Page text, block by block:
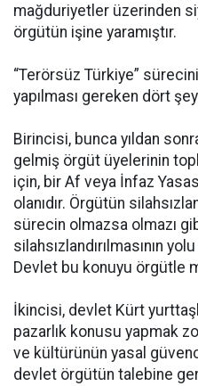
mağduriyetler üzerinden
örgütün işine yaramıştır.
“Terörsüz Türkiye”
yapılması gereken dört
Birincisi, bunca yıldan
gelmiş örgüt üyelerinin
için, bir Af veya İnfaz
olanıdır. Örgütün
sürecin olmazsa olmazı
silahsızlandırılmasının
Devlet bu konuyu örgütle
İkincisi, devlet Kürt
pazarlık konusu yapmak
ve kültürünün yasal
devlet örgütün talebine